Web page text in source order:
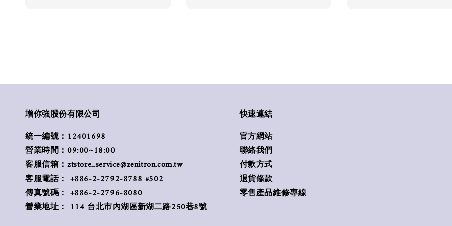
增你強股份有限公司
統一編號：12401698
營業時間：09:00~18:00
客服信箱：ztstore_service@zenitron.com.tw
客服電話： +886-2-2792-8788 #502
傳真號碼： +886-2-2796-8080
營業地址： 114 台北市內湖區新湖二路250巷8號
快速連結
官方網站
聯絡我們
付款方式
退貨條款
零售產品維修專線